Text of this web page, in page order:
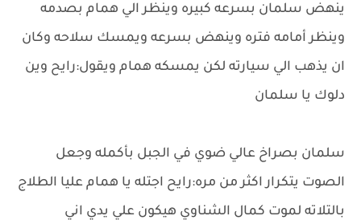
ينهض سلمان بسرعه كبيره وينظر الي همام بصدمه
وينظر أمامه فتره وينهض بسرعه ويمسك سلاحه وكان
ان يذهب الي سيارته لكن يمسكه همام ويقول:رايح وين
دلوك يا سلمان
سلمان بصراخ عالي ضوي في الجبل بأكمله وجعل
الصوت يتكرار اكثر من مره:رايح اجتله يا همام عليا الطلاج
بالتلاته لموت كمال الشناوي هيكون علي يدي اني